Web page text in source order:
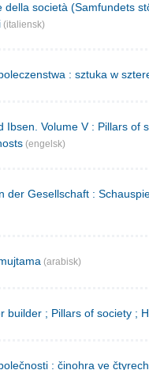
della società (Samfundets
(italiensk)
: sztuka w
Ibsen. Volume V : Pillars of
(engelsk)
der Gesellschaft :
(arabisk)
builder ; Pillars of society ;
: činohra ve